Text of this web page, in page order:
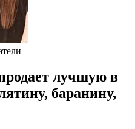
лучшую в
баранину,